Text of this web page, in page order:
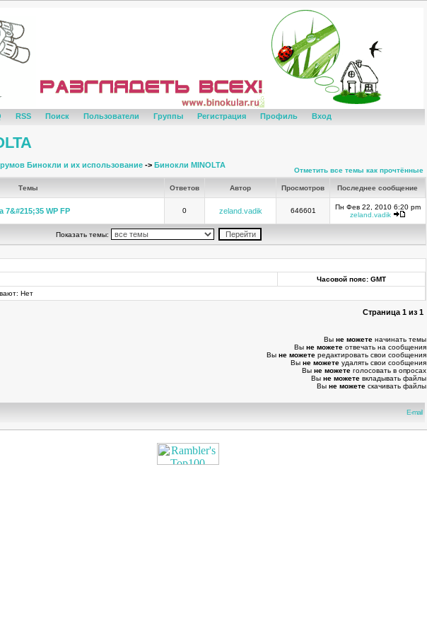
RSS Поиск Пользователи Группы Регистрация Профиль Вход
Бинокли и их использование -> Бинокли MINOLTA
Отметить все темы как прочтённые
Темы Ответов Автор Просмотров Последнее сообщение
WP FP 0 zeland.vadik 646601
Пн Фев 22, 2010 6:20 pm
zeland.vadik
Показать темы:
Часовой пояс: GMT
Нет
Страница 1 из 1
Вы не можете начинать темы
Вы не можете отвечать на сообщения
Вы не можете редактировать свои сообщения
Вы не можете удалять свои сообщения
Вы не можете голосовать в опросах
Вы не можете вкладывать файлы
Вы не можете скачивать файлы
E-mail